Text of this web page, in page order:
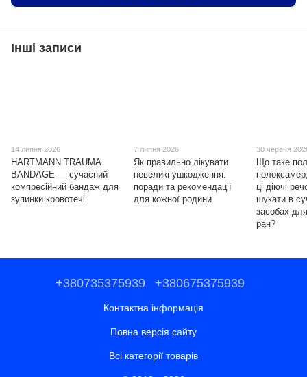
Інші записи
14 липня 2026
HARTMANN TRAUMA
BANDAGE — сучасний
компресійний бандаж для
зупинки кровотечі
7 липня 2026
Як правильно лікувати
невеликі ушкодження:
поради та рекомендації
для кожної родини
30 червня
Що таке
ці діючі
шукати в
засобах
ран?
+380735375939 +380675375939
Контактна інформація
Повна версія сайту
Всі категорії товарів